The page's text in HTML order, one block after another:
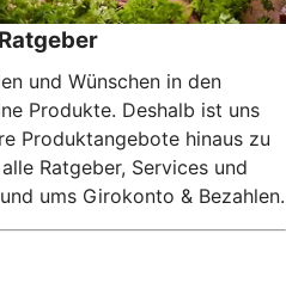
und Wünschen in den
Produkte. Deshalb ist uns
Produktangebote hinaus zu
Ratgeber, Services und
ums Girokonto & Bezahlen.